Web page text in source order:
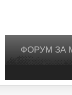
ФОРУМ ЗА